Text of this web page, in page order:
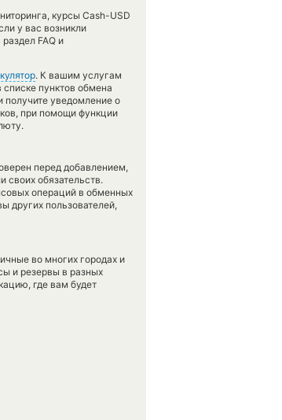
курсы Cash-USD
у вас возникли
FAQ и
. К вашим услугам
пунктов обмена
получите уведомление о
при помощи функции
перед добавлением,
обязательств.
операций в обменных
других пользователей,
во многих городах и
и резервы в разных
где вам будет